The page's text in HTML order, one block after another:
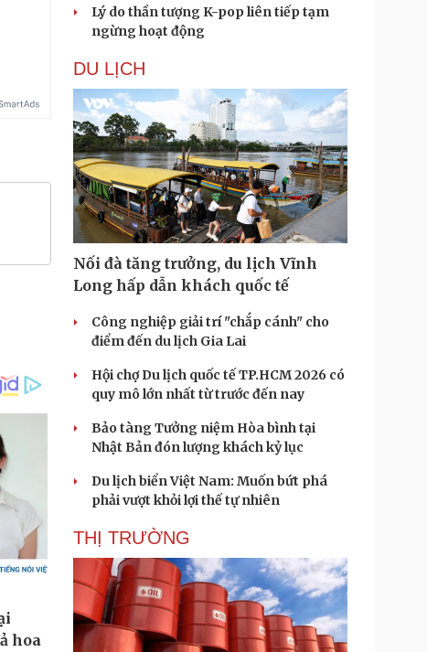
Lý do thần tượng K-pop liên tiếp tạm
ngừng hoạt động
DU LỊCH
Nối đà tăng trưởng, du lịch Vĩnh
Long hấp dẫn khách quốc tế
Công nghiệp giải trí "chắp cánh" cho
điểm đến du lịch Gia Lai
Hội chợ Du lịch quốc tế TP.HCM 2026 có
quy mô lớn nhất từ trước đến nay
Bảo tàng Tưởng niệm Hòa bình tại
Nhật Bản đón lượng khách kỷ lục
Du lịch biển Việt Nam: Muốn bứt phá
phải vượt khỏi lợi thế tự nhiên
THỊ TRƯỜNG